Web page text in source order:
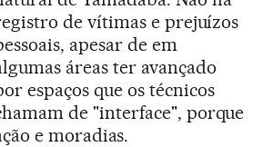
de vítimas e prejuízos
apesar de em
áreas ter avançado
espaços que os técnicos
de "interface", porque
e moradias.